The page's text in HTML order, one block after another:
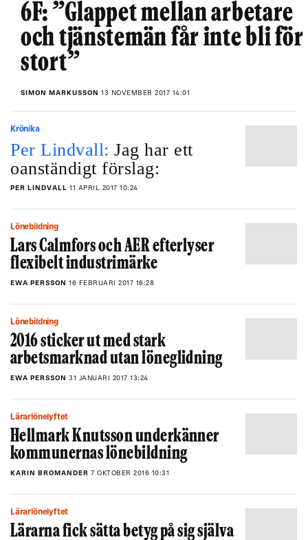
6F: ”Glappet mellan arbetare
och tjänstemän får inte bli för
stort”
SIMON MARKUSSON 13 NOVEMBER 2017 14:01
Krönika
Per Lindvall: Jag har ett
oanständigt förslag:
PER LINDVALL 11 APRIL 2017 10:24
Lönebildning
Lars Calmfors och AER efterlyser
flexibelt industrimärke
EWA PERSSON 16 FEBRUARI 2017 16:28
Lönebildning
2016 sticker ut med stark
arbetsmarknad utan löneglidning
EWA PERSSON 31 JANUARI 2017 13:24
Lärarlönelyftet
Hellmark Knutsson underkänner
kommunernas lönebildning
KARIN BROMANDER 7 OKTOBER 2016 10:31
Lärarlönelyftet
Lärarna fick sätta betyg på sig själva